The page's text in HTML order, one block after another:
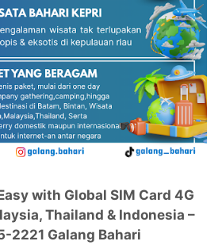
with Global SIM Card 4G
Thailand & Indonesia –
2221 Galang Bahari